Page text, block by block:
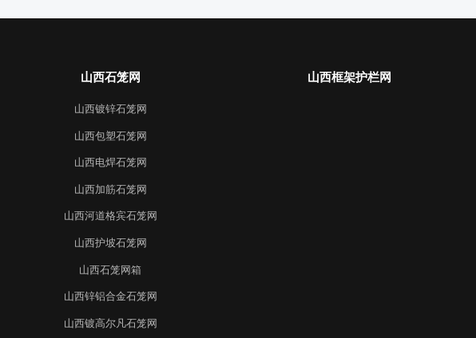
山西石笼网
山西镀锌石笼网
山西包塑石笼网
山西电焊石笼网
山西加筋石笼网
山西河道格宾石笼网
山西护坡石笼网
山西石笼网箱
山西锌铝合金石笼网
山西镀高尔凡石笼网
山西框架护栏网